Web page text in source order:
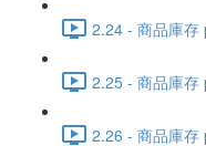
2.24 - 商品庫存
2.25 - 商品庫存
2.26 - 商品庫存